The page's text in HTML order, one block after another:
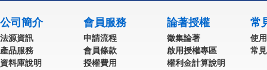
公司簡介
法源資訊
產品服務
資料庫說明
會員服務
申請流程
會員條款
授權費用
論著授權
徵集論著
啟用授權專區
權利金計算說明
常
使
常